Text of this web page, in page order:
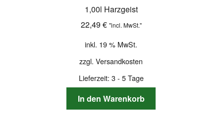
1,00l Harzgeist
22,49 € "incl. MwSt."
inkl. 19 % MwSt.
zzgl. Versandkosten
Lieferzeit: 3 - 5 Tage
In den Warenkorb